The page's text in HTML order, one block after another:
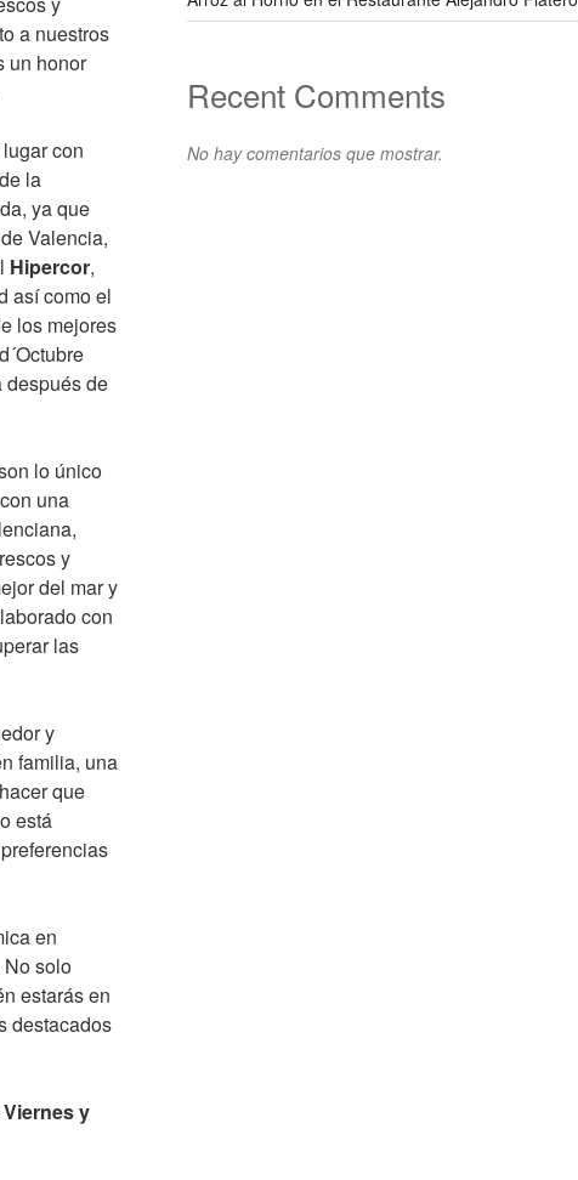
a nuestros
un honor
con
la
ya que
Valencia,
Hipercor,
así como el
los mejores
después de
lo único
una
y
del mar y
con
las
y
familia, una
que
está
en
solo
estarás en
destacados
y
Recent Comments
No hay comentarios que mostrar.